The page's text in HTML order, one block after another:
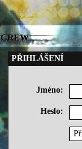
CREW
PŘIHLÁŠENÍ
Jméno:
Heslo: